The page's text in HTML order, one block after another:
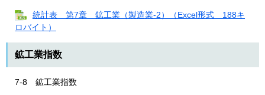
統計表 第7章 鉱工業（製造業-2）（Excel形式 188キ
ロバイト）
鉱工業指数
7-8 鉱工業指数